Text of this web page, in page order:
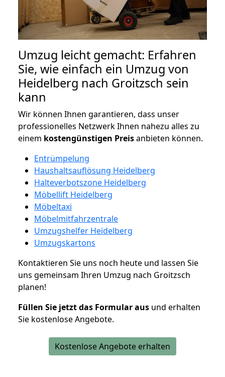
Umzug leicht gemacht: Erfahren
Sie, wie einfach ein Umzug von
Heidelberg nach Groitzsch sein
kann
Wir können Ihnen garantieren, dass unser
professionelles Netzwerk Ihnen nahezu alles zu
einem kostengünstigen Preisanbieten können.
Entrümpelung
Haushaltsauflösung Heidelberg
Halteverbotszone Heidelberg
Möbellift Heidelberg
Möbeltaxi
Möbelmitfahrzentrale
Umzugshelfer Heidelberg
Umzugskartons
Kontaktieren Sie uns noch heute und lassen Sie
uns gemeinsam Ihren Umzug nach Groitzsch
planen!
Füllen Sie jetzt das Formular aus und erhalten
Sie kostenlose Angebote.
Kostenlose Angebote erhalten